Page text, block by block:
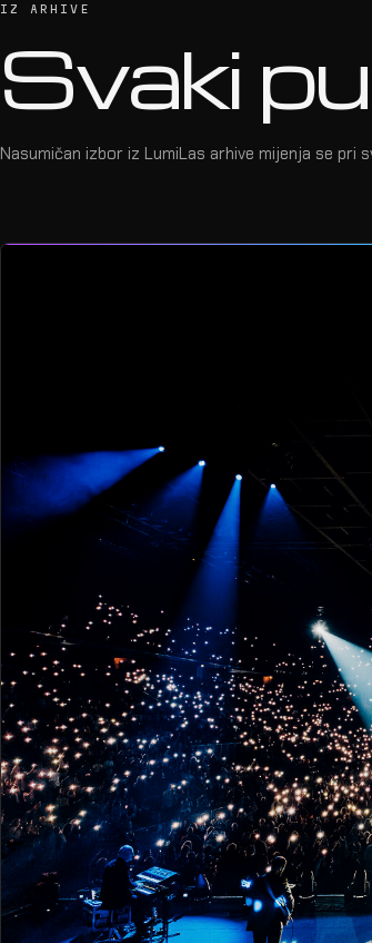
IZ ARHIVE
Svaki
Nasumičan izbor iz LumiLas arhive mijenja se pri